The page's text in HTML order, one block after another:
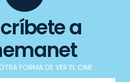
a
FORMA DE VER EL CINE